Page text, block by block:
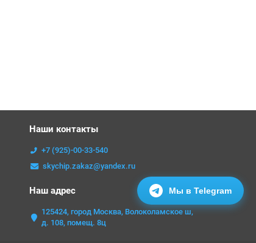
Мы в Telegram
Наши контакты
+7 (925)-00-33-540
skychip.zakaz@yandex.ru
Наш адрес
125424, город Москва, Волоколамское ш,
д. 108, помещ. 8ц